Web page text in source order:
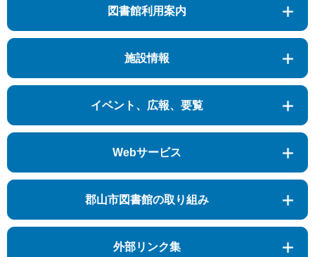
図書館利用案内
施設情報
イベント、広報、要覧
Webサービス
郡山市図書館の取り組み
外部リンク集